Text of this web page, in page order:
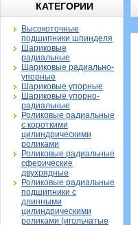
КАТЕГОРИИ
Высокоточные
подшипники шпинделя
Шариковые
радиальные
Шариковые радиально-
упорные
Шариковые упорные
Шариковые упорно-
радиальные
Роликовые радиальные
с короткими
цилиндрическими
роликами
Роликовые радиальные
сферические
двухрядные
Роликовые радиальные
подшипники с
длинными
цилиндрическими
роликами (игольчатые